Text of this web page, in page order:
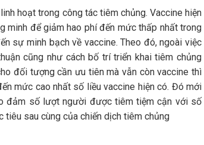
hoạt trong công tác tiêm chủng. Vaccine hiện
minh để giảm hao phí đến mức thấp nhất trong
sự minh bạch về vaccine. Theo đó, ngoài việc
cũng như cách bố trí triển khai tiêm chủng
đối tượng cần ưu tiên mà vẫn còn vaccine thì
mức cao nhất số liều vaccine hiện có. Đó mới
đảm số lượt người được tiêm tiệm cận với số
sau cùng của chiến dịch tiêm chủng